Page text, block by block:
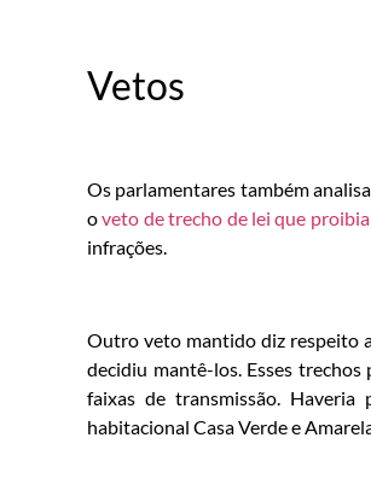
Vetos
Os parlamentares também
oveto de trecho de lei que proibia
infrações.
Outro veto mantido diz respeito
decidiu mantê-los. Esses
faixas de transmissão. Haveria
habitacional Casa Verde e